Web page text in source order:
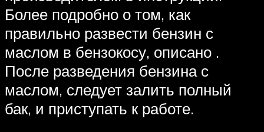
Более подробно о том, как
правильно развести бензин с
маслом в бензокосу, описано .
После разведения бензина с
маслом, следует залить полный
бак, и приступать к работе.